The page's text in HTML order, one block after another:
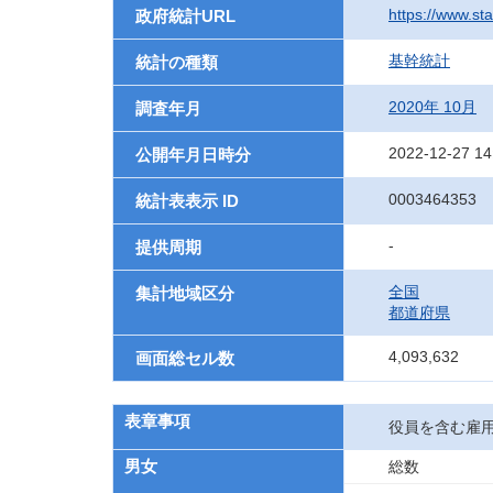
政府統計URL https://
統計の種類 基幹統計
調査年月 2020年 10月
公開年月日時分 2022-12-27
統計表表示 ID 0003464353
提供周期 -
集計地域区分
全国
都道府県
画面総セル数 4,093,632
表章事項 役員を含む雇
男女
総数